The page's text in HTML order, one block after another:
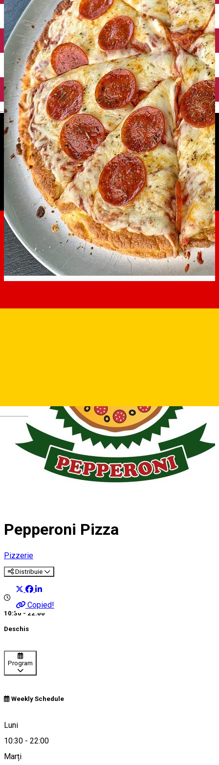
English
Pepperoni Pizza
Pizzerie
Distribuie
Copied!
10:30 - 22:00
Deschis
Program
Weekly Schedule
Luni
10:30 - 22:00
Marți
Sibiu, Romania
Hartă